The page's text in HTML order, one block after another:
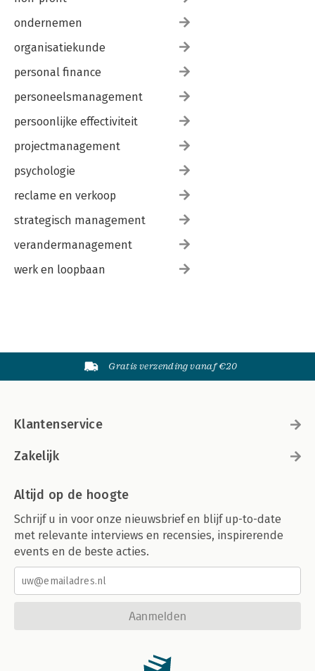
ondernemen
organisatiekunde
personal finance
personeelsmanagement
persoonlijke effectiviteit
projectmanagement
psychologie
reclame en verkoop
strategisch management
verandermanagement
werk en loopbaan
Gratis verzending vanaf €20
Klantenservice
Zakelijk
Altijd op de hoogte
Schrijf u in voor onze nieuwsbrief en blijf up-to-date
met relevante interviews en recensies, inspirerende
events en de beste acties.
Aanmelden